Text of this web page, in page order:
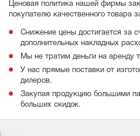
Ценовая политика нашей фирмы
покупателю качественного товара
Снижение цены достигается за
дополнительных накладных
Мы не тратим деньги на аренду
У нас прямые поставки от
дилеров.
Закупая продукцию большими
больших скидок.